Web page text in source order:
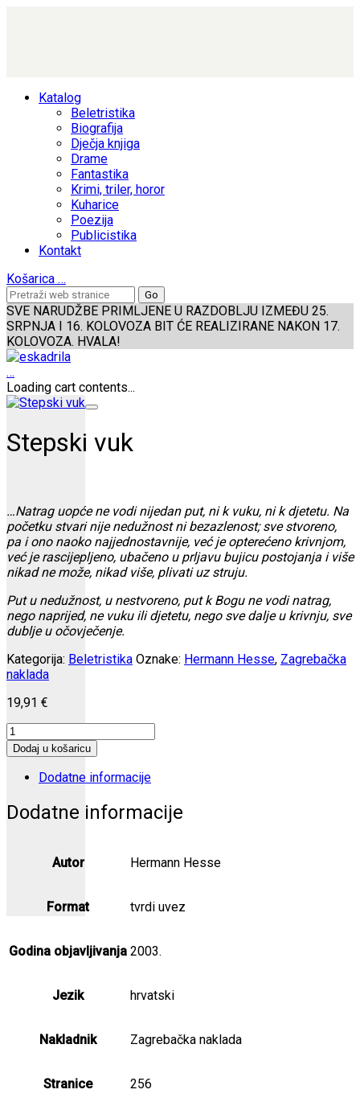
Katalog
Beletristika
Biografija
Dječja knjiga
Drame
Fantastika
Krimi, triler, horor
Kuharice
Poezija
Publicistika
Kontakt
Košarica …
SVE NARUDŽBE PRIMLJENE U RAZDOBLJU IZMEĐU 25.
SRPNJA I 16. KOLOVOZA BIT ĆE REALIZIRANE NAKON 17.
KOLOVOZA. HVALA!
…
Loading cart contents...
Stepski vuk
…Natrag uopće ne vodi nijedan put, ni k vuku, ni k djetetu. Na
početku stvari nije nedužnost ni bezazlenost; sve stvoreno,
pa i ono naoko najjednostavnije, već je opterećeno krivnjom,
već je rascijepljeno, ubačeno u prljavu bujicu postojanja i više
nikad ne može, nikad više, plivati uz struju.
Put u nedužnost, u nestvoreno, put k Bogu ne vodi natrag,
nego naprijed, ne vuku ili djetetu, nego sve dalje u krivnju, sve
dublje u očovječenje.
Kategorija: Beletristika Oznake: Hermann Hesse, Zagrebačka
naklada
19,91 €
Stepski
vuk
količina
Dodaj u košaricu
Dodatne informacije
Dodatne informacije
Autor Hermann Hesse
Format tvrdi uvez
Godina objavljivanja 2003.
Jezik hrvatski
Nakladnik Zagrebačka naklada
Stranice 256